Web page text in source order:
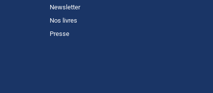
Newsletter
Nos livres
Presse